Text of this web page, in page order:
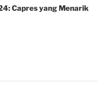
Capres yang Menarik